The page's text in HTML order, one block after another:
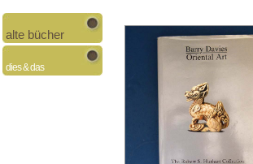
alte bücher
dies & das